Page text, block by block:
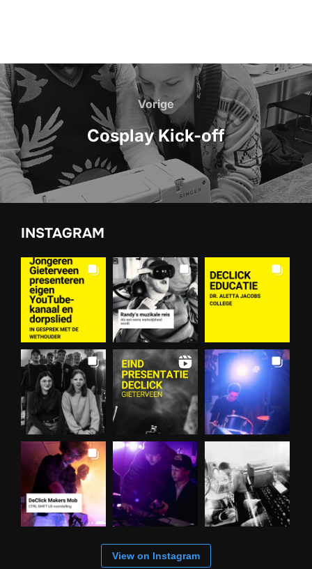
Bericht
navigatie
Vorige
Vorige
Cosplay Kick-off
INSTAGRAM
View on Instagram